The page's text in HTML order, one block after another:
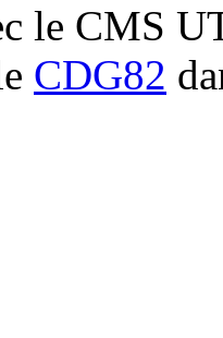
le CMS
CDG82